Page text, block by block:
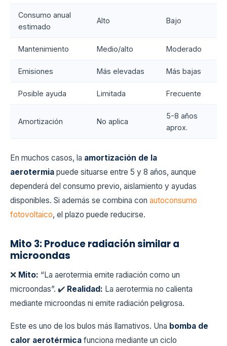
Consumo anual
estimado
Alto Bajo
Mantenimiento Medio/alto Moderado
Emisiones Más elevadas Más bajas
Posible ayuda Limitada Frecuente
Amortización No aplica
5-8 años
aprox.
En muchos casos, la amortización de la
aerotermia puede situarse entre 5 y 8 años, aunque
dependerá del consumo previo, aislamiento y ayudas
disponibles. Si además se combina con autoconsumo
fotovoltaico, el plazo puede reducirse.
Mito 3: Produce radiación similar a
microondas
❌ Mito: “La aerotermia emite radiación como un
microondas”. ✔️ Realidad: La aerotermia no calienta
mediante microondas ni emite radiación peligrosa.
Este es uno de los bulos más llamativos. Una bomba de
calor aerotérmica funciona mediante un ciclo